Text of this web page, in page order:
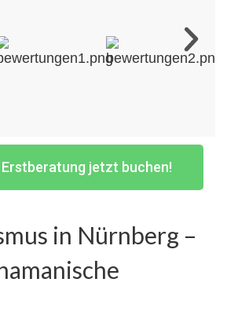
jetzt buchen!
in Nürnberg –